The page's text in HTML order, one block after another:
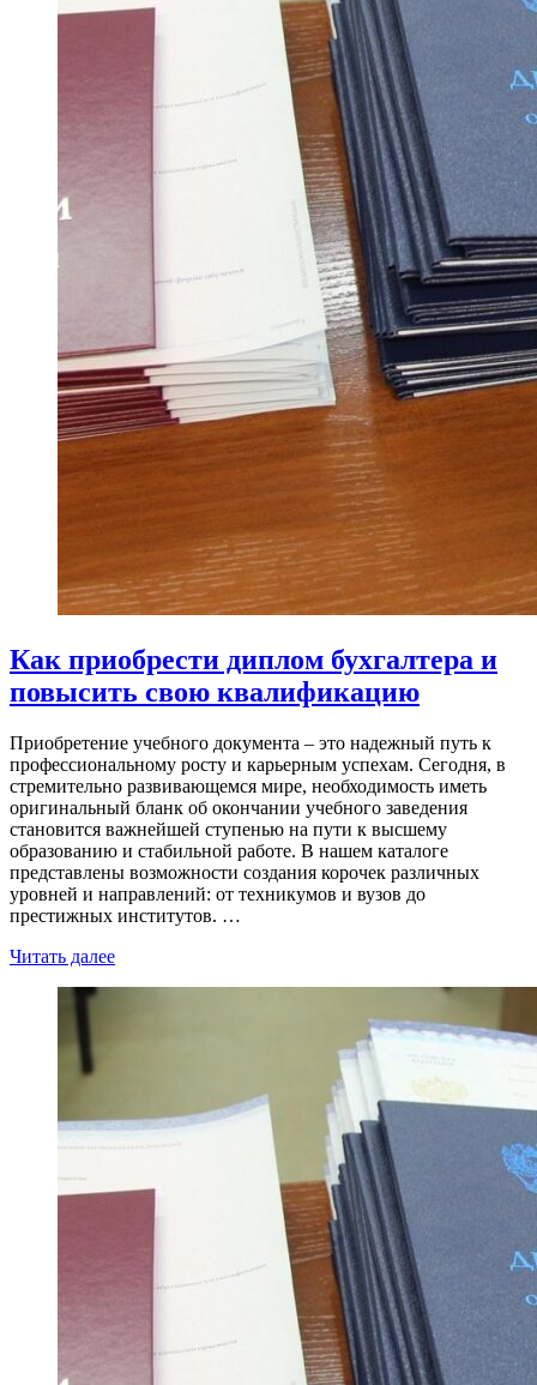
Как приобрести диплом бухгалтера и
повысить свою квалификацию
Приобретение учебного документа – это надежный путь к
профессиональному росту и карьерным успехам. Сегодня, в
стремительно развивающемся мире, необходимость иметь
оригинальный бланк об окончании учебного заведения
становится важнейшей ступенью на пути к высшему
образованию и стабильной работе. В нашем каталоге
представлены возможности создания корочек различных
уровней и направлений: от техникумов и вузов до
престижных институтов. …
Читать далее